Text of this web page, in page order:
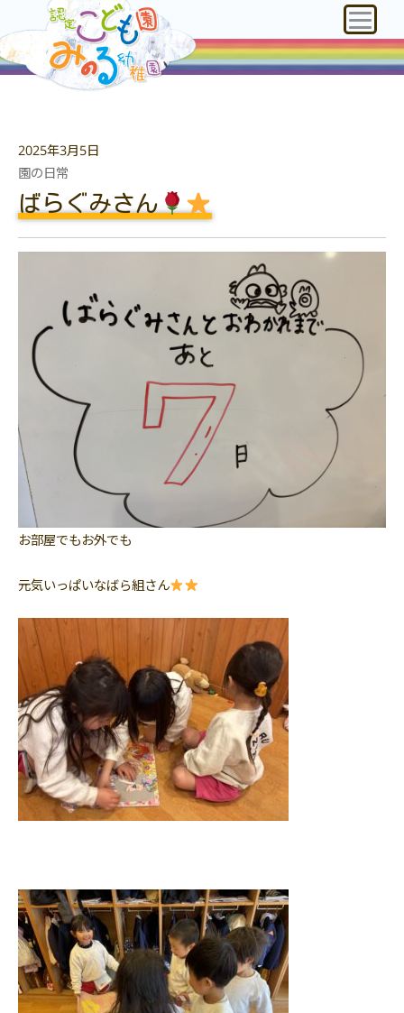
2025年3月5日
園の日常
ばらぐみさん
お部屋でもお外でも
元気いっぱいなばら組さん